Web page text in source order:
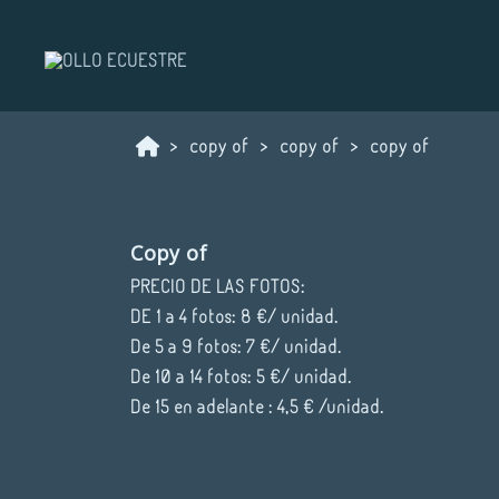
copy of copy of copy of
Copy of
PRECIO DE LAS FOTOS:
DE 1 a 4 fotos: 8 €/ unidad.
De 5 a 9 fotos: 7 €/ unidad.
De 10 a 14 fotos: 5 €/ unidad.
De 15 en adelante : 4,5 € /unidad.